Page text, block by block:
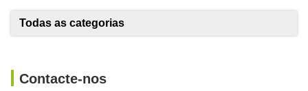
Todas as categorias
Contacte-nos